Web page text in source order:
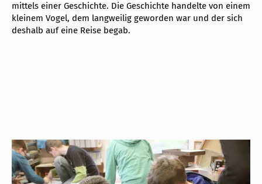
mittels einer Geschichte. Die Geschichte handelte von einem
kleinem Vogel, dem langweilig geworden war und der sich
deshalb auf eine Reise begab.